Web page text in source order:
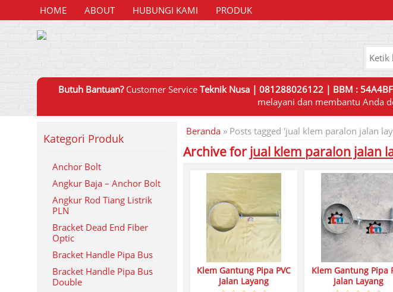
HOME ABOUT HUBUNGI KAMI
PRODUK
Butuh Bantuan?Customer Service Teknik Nusa | 081288026122 | BBM :
melayani dan membantu Anda
Beranda » Posts tagged 'jual klem paralon jalan
Archive forjual klem paralon jalan
Klem Gantung Pipa PVC
Jalan Layang
Klem Gantung Pipa
Jalan Layang
Kategori Produk
Anchor Bolt
Angkur Baja – Anchor Bolt
Angkur Rod Tiang Listrik
PLN
Bracket Dead End Fiber
Optic
Bracket Handle Pipa Bus
Bracket Handle Pipa Bus
Double